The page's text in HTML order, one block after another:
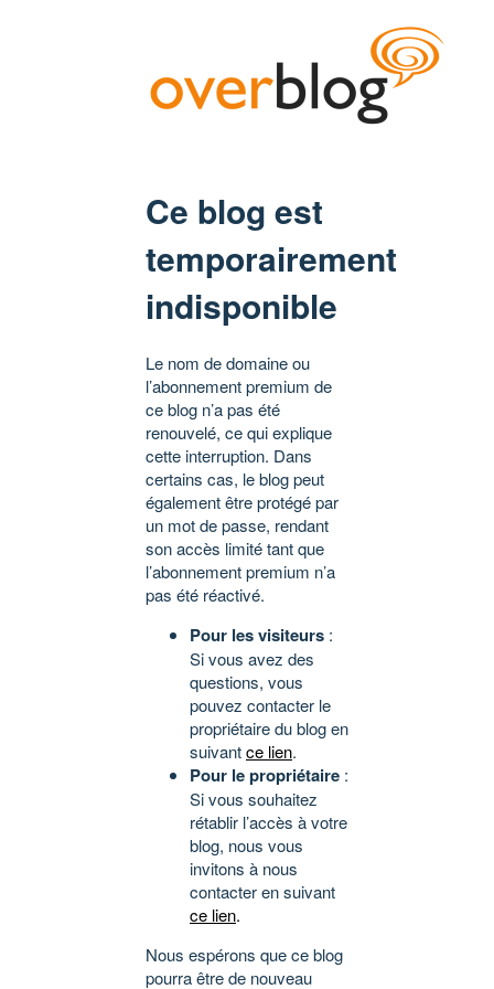
Ce blog est
temporairement
indisponible
Le nom de domaine ou
l’abonnement premium de
ce blog n’a pas été
renouvelé, ce qui explique
cette interruption. Dans
certains cas, le blog peut
également être protégé par
un mot de passe, rendant
son accès limité tant que
l’abonnement premium n’a
pas été réactivé.
Pour les visiteurs :
Si vous avez des
questions, vous
pouvez contacter le
propriétaire du blog en
suivantce lien.
Pour le propriétaire :
Si vous souhaitez
rétablir l’accès à votre
blog, nous vous
invitons à nous
contacter en suivant
ce lien.
Nous espérons que ce blog
pourra être de nouveau